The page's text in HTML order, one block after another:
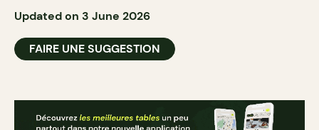
Updated on 3 June 2026
FAIRE UNE SUGGESTION